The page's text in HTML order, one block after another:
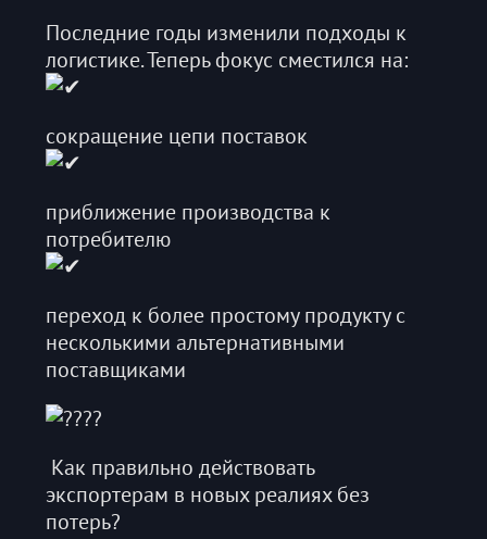
Последние годы изменили подходы к
логистике. Теперь фокус сместился на:
сокращение цепи поставок
приближение производства к
потребителю
переход к более простому продукту с
несколькими альтернативными
поставщиками
Как правильно действовать
экспортерам в новых реалиях без
потерь?